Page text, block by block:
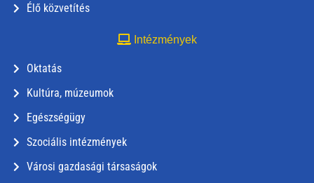
Élő közvetítés
Intézmények
Oktatás
Kultúra, múzeumok
Egészségügy
Szociális intézmények
Városi gazdasági társaságok